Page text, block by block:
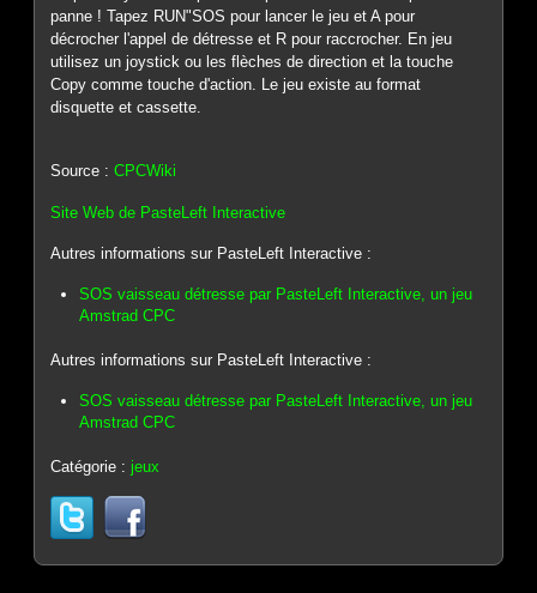
panne ! Tapez RUN"SOS pour lancer le jeu et A pour
décrocher l'appel de détresse et R pour raccrocher. En jeu
utilisez un joystick ou les flèches de direction et la touche
Copy comme touche d'action. Le jeu existe au format
disquette et cassette.
Source :CPCWiki
Site Web de PasteLeft Interactive
Autres informations sur PasteLeft Interactive :
SOS vaisseau détresse par PasteLeft Interactive, un jeu
Amstrad CPC
Autres informations sur PasteLeft Interactive :
SOS vaisseau détresse par PasteLeft Interactive, un jeu
Amstrad CPC
Catégorie :jeux